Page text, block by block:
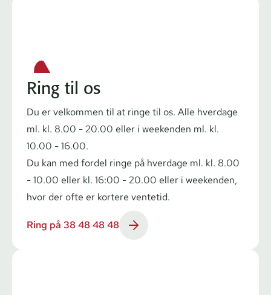
Ring til os
Du er velkommen til at ringe til os. Alle hverdage
ml. kl. 8.00 - 20.00 eller i weekenden ml. kl.
10.00 - 16.00.
Du kan med fordel ringe på hverdage ml. kl. 8.00
- 10.00 eller kl. 16:00 - 20.00 eller i weekenden,
hvor der ofte er kortere ventetid.
Ring på 38 48 48 48